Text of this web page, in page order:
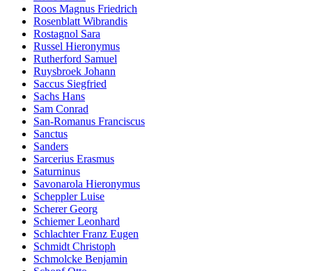
Roos Magnus Friedrich
Rosenblatt Wibrandis
Rostagnol Sara
Russel Hieronymus
Rutherford Samuel
Ruysbroek Johann
Saccus Siegfried
Sachs Hans
Sam Conrad
San-Romanus Franciscus
Sanctus
Sanders
Sarcerius Erasmus
Saturninus
Savonarola Hieronymus
Scheppler Luise
Scherer Georg
Schiemer Leonhard
Schlachter Franz Eugen
Schmidt Christoph
Schmolcke Benjamin